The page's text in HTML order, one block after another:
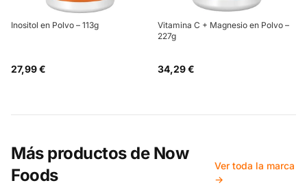
Inositol en Polvo – 113g
27,99 €
Vitamina C + Magnesio en Polvo –
227g
34,29 €
Más productos de Now
Foods
Ver toda la marca
→